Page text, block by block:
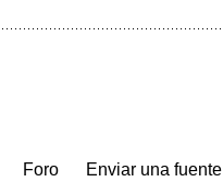
Foro
Enviar una fuente